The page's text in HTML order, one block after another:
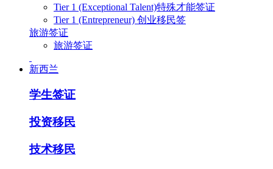
Tier 1 (Exceptional Talent)特殊才能签证
Tier 1 (Entrepreneur) 创业移民签
旅游签证
旅游签证
新西兰
学生签证
投资移民
技术移民